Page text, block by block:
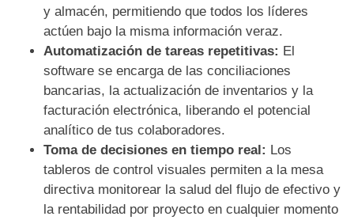
y almacén, permitiendo que todos los líderes
actúen bajo la misma información veraz.
Automatización de tareas repetitivas: El
software se encarga de las conciliaciones
bancarias, la actualización de inventarios y la
facturación electrónica, liberando el potencial
analítico de tus colaboradores.
Toma de decisiones en tiempo real: Los
tableros de control visuales permiten a la mesa
directiva monitorear la salud del flujo de efectivo y
la rentabilidad por proyecto en cualquier momento